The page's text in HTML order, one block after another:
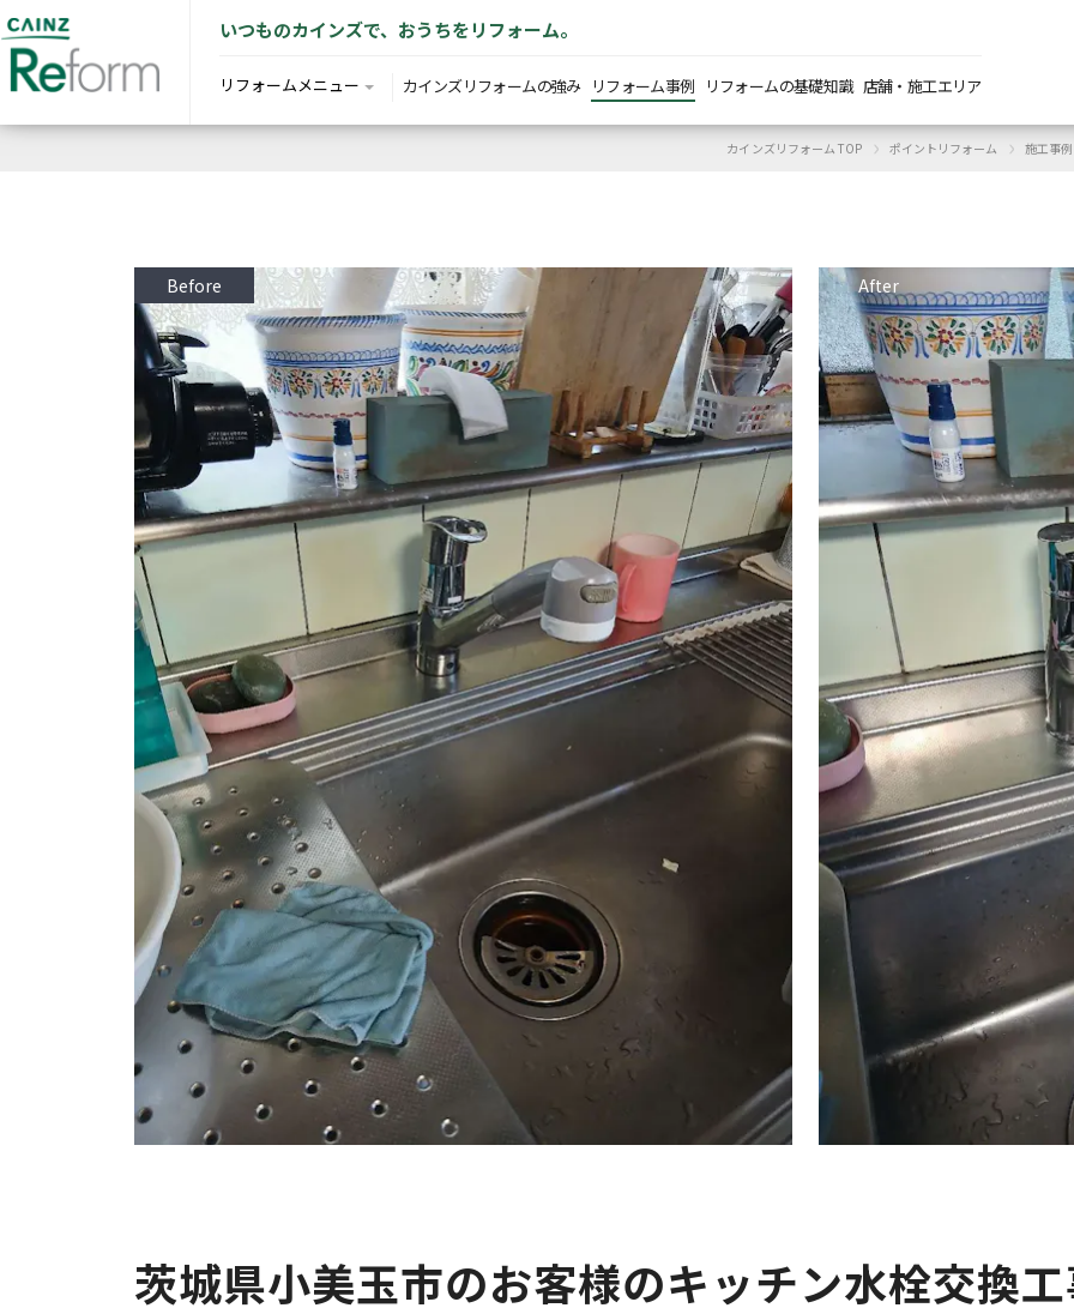
いつものカインズで、おうちをリフォーム。
リフォームメニュー カインズリフォームの強み リフォーム事例 リフォームの基礎知識 店舗・施工エリア
カインズリフォーム TOP › ポイントリフォーム › 施工事例
Before After
茨城県小美玉市のお客様のキッチン水栓交換